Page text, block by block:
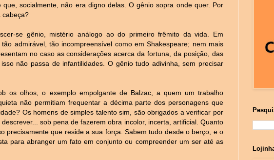
socialmente, não era digno delas. O gênio sopra onde quer. Por
cabeça?
se gênio, mistério análogo ao do primeiro frêmito da vida. Em
admirável, tão incompreensível como em Shakespeare; nem mais
no caso as considerações acerca da fortuna, da posição, das
não passa de infantilidades. O gênio tudo adivinha, sem precisar
os olhos, o exemplo empolgante de Balzac, a quem um trabalho
não permitiam frequentar a décima parte dos personagens que
Os homens de simples talento sim, são obrigados a verificar por
sob pena de fazerem obra incolor, incerta, artificial. Quanto
precisamente que reside a sua força. Sabem tudo desde o berço, e o
para abranger um fato em conjunto ou compreender um ser até as